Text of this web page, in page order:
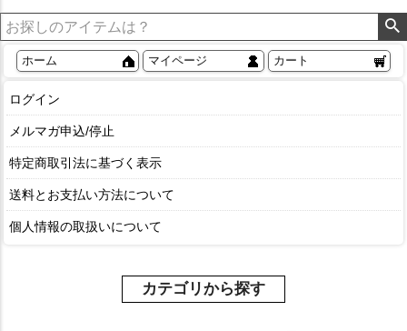
ホーム マイページ カート
ログイン
メルマガ申込/停止
特定商取引法に基づく表示
送料とお支払い方法について
個人情報の取扱いについて
カテゴリから探す